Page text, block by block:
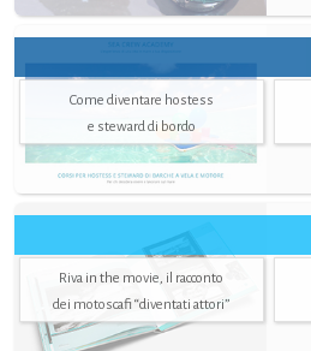
Come diventare hostess
e steward di bordo
Riva in the movie, il racconto
dei motoscafi “diventati attori”